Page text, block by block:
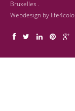
Bruxelles .
Webdesign by